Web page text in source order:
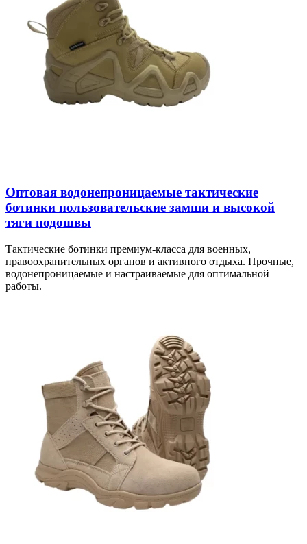
Оптовая водонепроницаемые тактические
ботинки пользовательские замши и высокой
тяги подошвы
Тактические ботинки премиум-класса для военных,
правоохранительных органов и активного отдыха. Прочные,
водонепроницаемые и настраиваемые для оптимальной
работы.